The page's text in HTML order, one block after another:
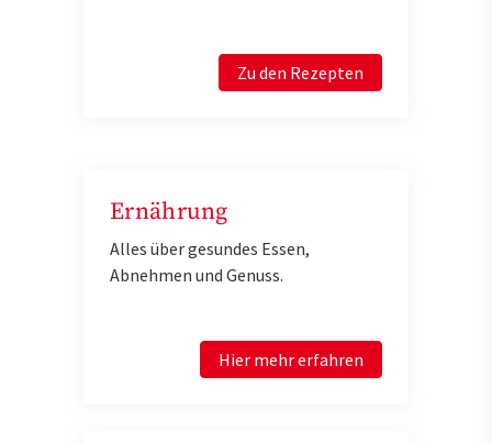
Zu den Rezepten
Ernährung
Alles über gesundes Essen,
Abnehmen und Genuss.
Hier mehr erfahren